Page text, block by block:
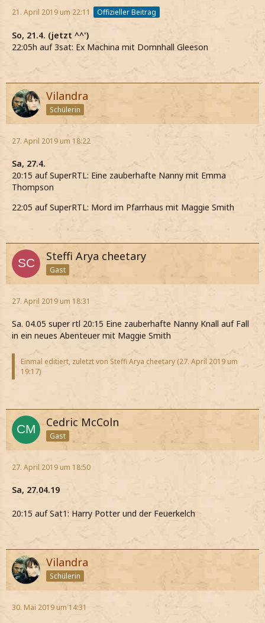
21. April 2019 um 22:11 Offizieller Beitrag
So, 21.4. (jetzt ^^')
22:05h auf 3sat: Ex Machina mit Domnhall Gleeson
Vilandra
Schülerin
27. April 2019 um 18:22
Sa, 27.4.
20:15 auf SuperRTL: Eine zauberhafte Nanny mit Emma
Thompson
22:05 auf SuperRTL: Mord im Pfarrhaus mit Maggie Smith
Steffi Arya cheetary
Gast
27. April 2019 um 18:31
Sa. 04.05 super rtl 20:15 Eine zauberhafte Nanny Knall auf Fall
in ein neues Abenteuer mit Maggie Smith
Einmal editiert, zuletzt von Steffi Arya cheetary (27. April 2019 um
19:17)
Cedric McColn
Gast
27. April 2019 um 18:50
Sa, 27.04.19
20:15 auf Sat1: Harry Potter und der Feuerkelch
Vilandra
Schülerin
30. Mai 2019 um 14:31